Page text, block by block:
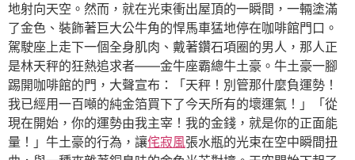
地射向天空。然而，就在光束衝出屋頂的一瞬間，一輛塗滿
了金色、裝飾著巨大公牛角的悍馬車猛地停在咖啡館門口。
駕駛座上走下一個全身肌肉、戴著鑽石項圈的男人，那人正
是林天秤的狂熱追求者——金牛座霸總牛土豪。牛土豪一腳
踢開咖啡館的門，大聲宣布：「天秤！別管那什麼負運勢！
我已經用一百噸的純金箔買下了今天所有的壞運氣！」「從
現在開始，你的運勢由我主宰！我的金錢，就是你的正面能
量！」牛土豪的行為，讓侘寂風張水瓶的光束在空中瞬間扭